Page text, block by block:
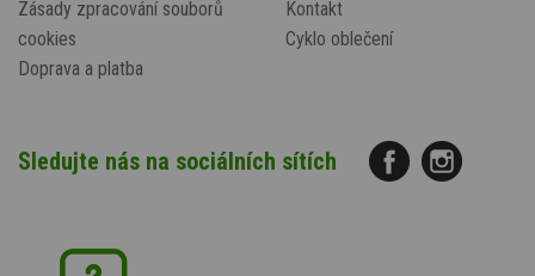
Zásady zpracování souborů
cookies
Doprava a platba
Kontakt
Cyklo oblečení
Sledujte nás na sociálních sítích